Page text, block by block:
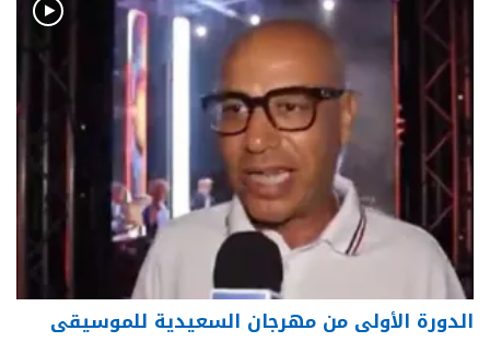
الدورة الأولى من مهرجان السعيدية للموسيقى